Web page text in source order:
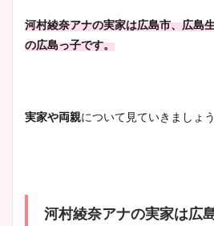
池谷
wiki
プ画
安藤
河村綾奈アナの実家は広島市、広島
の広島っ子です。
実家や両親について見ていきましょう
河村綾奈アナの実家は広